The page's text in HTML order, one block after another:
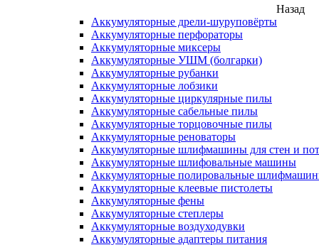
Назад
Аккумуляторные дрели-шуруповёрты
Аккумуляторные перфораторы
Аккумуляторные миксеры
Аккумуляторные УШМ (болгарки)
Аккумуляторные рубанки
Аккумуляторные лобзики
Аккумуляторные циркулярные пилы
Аккумуляторные сабельные пилы
Аккумуляторные торцовочные пилы
Аккумуляторные реноваторы
Аккумуляторные шлифмашины для стен и
Аккумуляторные шлифовальные машины
Аккумуляторные полировальные
Аккумуляторные клеевые пистолеты
Аккумуляторные фены
Аккумуляторные степлеры
Аккумуляторные воздуходувки
Аккумуляторные адаптеры питания